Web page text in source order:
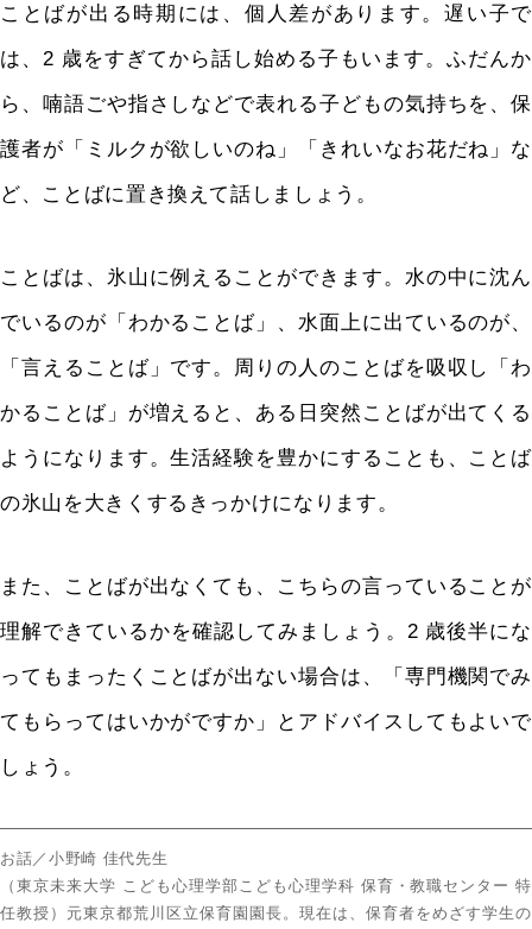
ことばが出る時期には、個人差があります。遅い子で
は、2 歳をすぎてから話し始める子もいます。ふだんか
ら、喃語ごや指さしなどで表れる子どもの気持ちを、保
護者が「ミルクが欲しいのね」「きれいなお花だね」な
ど、ことばに置き換えて話しましょう。
ことばは、氷山に例えることができます。水の中に沈ん
でいるのが「わかることば」、水面上に出ているのが、
「言えることば」です。周りの人のことばを吸収し「わ
かることば」が増えると、ある日突然ことばが出てくる
ようになります。生活経験を豊かにすることも、ことば
の氷山を大きくするきっかけになります。
また、ことばが出なくても、こちらの言っていることが
理解できているかを確認してみましょう。2 歳後半にな
ってもまったくことばが出ない場合は、「専門機関でみ
てもらってはいかがですか」とアドバイスしてもよいで
しょう。
お話／小野崎 佳代先生
（東京未来大学 こども心理学部こども心理学科 保育・教職センター 特
任教授）元東京都荒川区立保育園園長。現在は、保育者をめざす学生の